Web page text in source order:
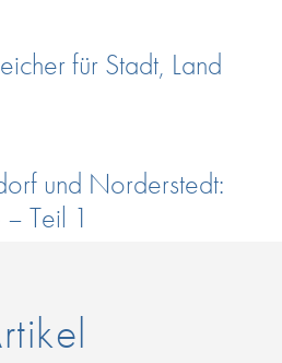
für Stadt, Land
und Norderstedt:
Teil 1